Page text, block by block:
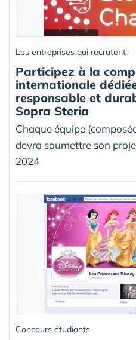
Les entreprises qui recrutent
Participez à la
internationale
responsable et
Sopra Steria
Chaque équipe
devra soumettre son
2024
Concours étudiants